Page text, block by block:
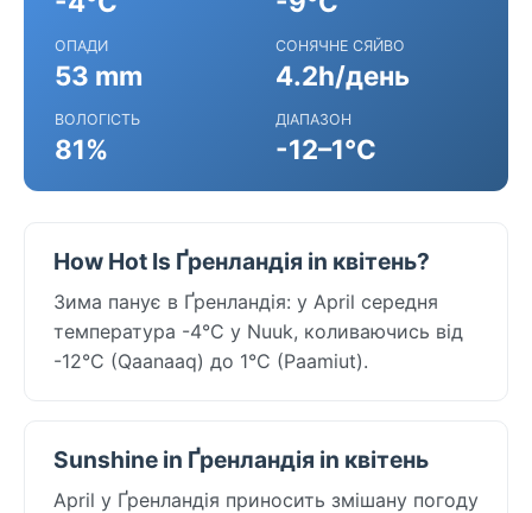
ОПАДИ
53 mm
СОНЯЧНЕ СЯЙВО
4.2h/день
ВОЛОГІСТЬ
81%
ДІАПАЗОН
-12–1°C
How Hot Is Ґренландія in квітень?
Зима панує в Ґренландія: у April середня
температура -4°C у Nuuk, коливаючись від
-12°C (Qaanaaq) до 1°C (Paamiut).
Sunshine in Ґренландія in квітень
April у Ґренландія приносить змішану погоду